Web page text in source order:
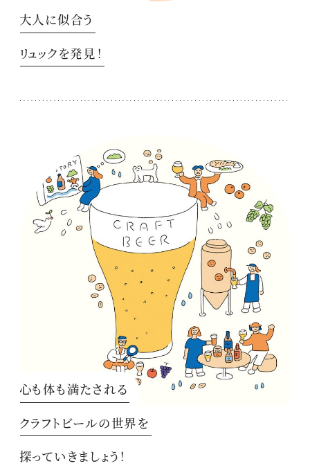
大人に似合う
リュックを発見！
心も体も満たされる
クラフトビールの世界を
探っていきましょう！